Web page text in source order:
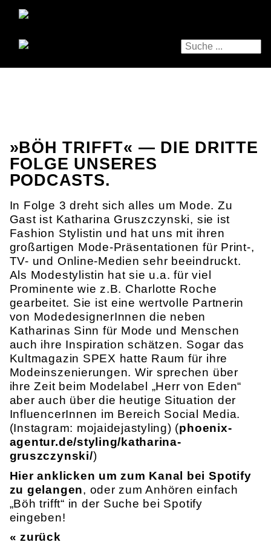
»BÖH TRIFFT« — DIE DRITTE
FOLGE UNSERES
PODCASTS.
In Folge 3 dreht sich alles um Mode. Zu
Gast ist Katharina Gruszczynski, sie ist
Fashion Stylistin und hat uns mit ihren
großartigen Mode-Präsentationen für Print-,
TV- und Online-Medien sehr beeindruckt.
Als Modestylistin hat sie u.a. für viel
Prominente wie z.B. Charlotte Roche
gearbeitet. Sie ist eine wertvolle Partnerin
von ModedesignerInnen die neben
Katharinas Sinn für Mode und Menschen
auch ihre Inspiration schätzen. Sogar das
Kultmagazin SPEX hatte Raum für ihre
Modeinszenierungen. Wir sprechen über
ihre Zeit beim Modelabel „Herr von Eden“
aber auch über die heutige Situation der
InfluencerInnen im Bereich Social Media.
(Instagram: mojaidejastyling) (phoenix-
agentur.de/styling/katharina-
gruszczynski/)
Hier anklicken um zum Kanal bei Spotify
zu gelangen, oder zum Anhören einfach
„Böh trifft“ in der Suche bei Spotify
eingeben!
« zurück